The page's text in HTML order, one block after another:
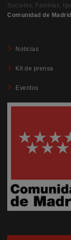
Sociales, Familias,
Comunidad de Madrid
Noticias
Kit de prensa
Eventos